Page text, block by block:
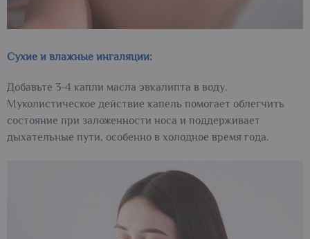
Cухие и влажные ингаляции:
Добавьте 3-4 капли масла эвкалипта в воду.
Муколистическое действие капель помогает облегчить
состояние при заложенности носа и поддерживает
дыхательные пути, особенно в холодное время года.